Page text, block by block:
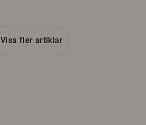
Visa fler artiklar